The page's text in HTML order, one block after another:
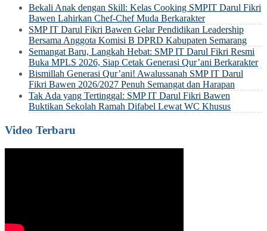
Bekali Anak dengan Skill: Kelas Cooking SMPIT Darul Fikri
Bawen Lahirkan Chef-Chef Muda Berkarakter
SMP IT Darul Fikri Bawen Gelar Pendidikan Leadership
Bersama Anggota Komisi B DPRD Kabupaten Semarang
Semangat Baru, Langkah Hebat: SMP IT Darul Fikri Resmi
Buka MPLS 2026, Siap Cetak Generasi Qur’ani Berkarakter
Bismillah Generasi Qur’ani! Awalussanah SMP IT Darul
Fikri Bawen 2026/2027 Penuh Semangat dan Harapan
Tak Ada yang Tertinggal: SMP IT Darul Fikri Bawen
Buktikan Sekolah Ramah Difabel Lewat WC Khusus
Video Terbaru